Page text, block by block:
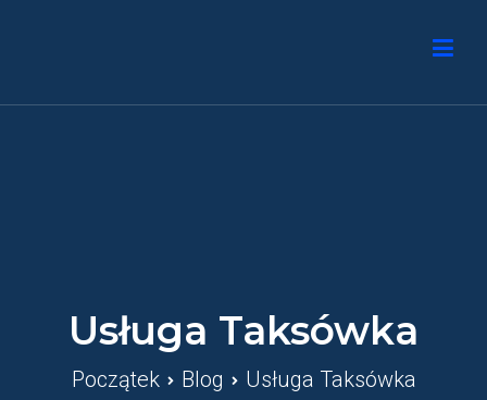
Usługa Taksówka
Początek Blog Usługa Taksówka